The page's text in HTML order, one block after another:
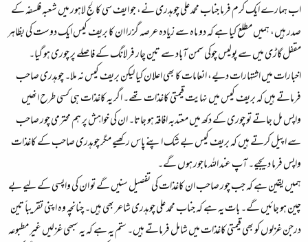
اب ہمارے ایک کرم فرما جناب محمد علی چوہدری نے، جو ایف سی کالج لاہور میں شعبہ فلسفہ کے
صدر ہیں، ہمیں مطلع کیا ہے کہ دو ماہ سے زیادہ عرصہ گزرا ان کا بریف کیس ایک دوست کی بظاہر
مقفل گاڑی میں سے پولیس چوکی سمن آباد سے تین چار فرلانگ کے فاصلے پر چوری ہو گیا۔
اخبارات میں اشتہارات دیے، انعامات کا بھی اعلان کیا لیکن بریف کیس نہ ملا۔ چوہدری صاحب
فرماتے ہیں کہ بریف کیس میں نہایت قیمتی کاغذات تھے۔ اگر یہ کاغذات ہی کسی طرح انھیں
واپس مل جاتے تو چوری کے دکھ میں معتدبہ افاقہ ہو جاتا۔ ان کی خواہش پر ہم محترمی چور صاحب
سے اپیل کرتے ہیں کہ بریف کیس بے شک اپنے پاس رکھیے مگر چوہدری صاحب کے کاغذات
واپس فرما دیجیے۔ آپ عند اللہ ماجور ہوں گے۔
ہمیں یقین ہے کہ جب چور صاحب ان کاغذات کی تفصیل سنیں گے تو ان کی واپسی کے لیے بے
چین ہو جائیں گے۔ بات یہ ہے کہ جناب محمد علی چوہدری شاعر بھی ہیں۔ چنانچہ وہ اپنی تقریباً تین
درجن غزلوں کو بھی قیمتی کاغذات میں شامل فرماتے ہیں۔ ستم یہ ہے کہ یہ سبھی غزلیں غیر مطبوعہ